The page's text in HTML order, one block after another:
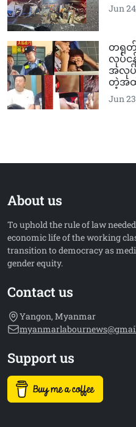
Jun
တရုတ်
လုပ်ငန်
အလုပ်
တဲ့အထိ
Jun
About us
To uphold the rule of law
economic life of the working
transition to democracy as
gender equity.
Contact us
Yangon, Myanmar
Support us